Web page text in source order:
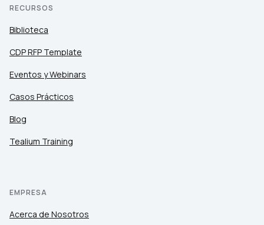
RECURSOS
Biblioteca
CDP RFP Template
Eventos y Webinars
Casos Prácticos
Blog
Tealium Training
EMPRESA
Acerca de Nosotros